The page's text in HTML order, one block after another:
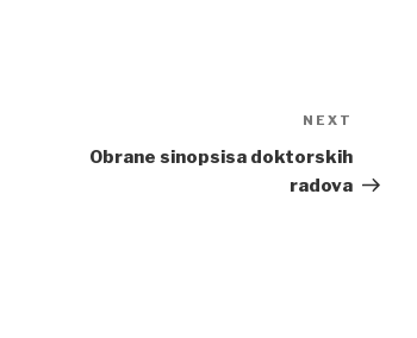
NEXT
Obrane sinopsisa doktorskih
radova